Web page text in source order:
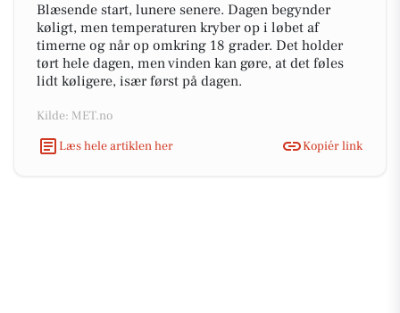
Blæsende start, lunere senere. Dagen begynder
køligt, men temperaturen kryber op i løbet af
timerne og når op omkring 18 grader. Det holder
tørt hele dagen, men vinden kan gøre, at det føles
lidt køligere, især først på dagen.
Kilde: MET.no
Læs hele artiklen her
Kopiér link